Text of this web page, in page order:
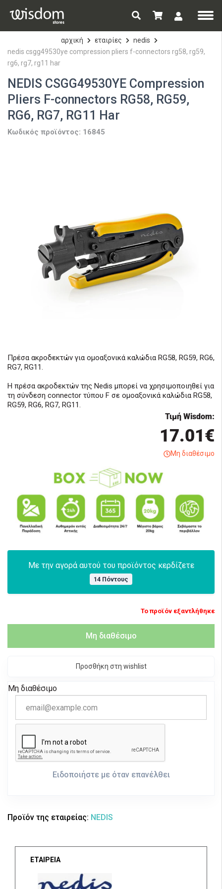
αρχική εταιρίες
nedis
nedis csgg49530ye compression pliers f-connectors rg58, rg59,
rg6, rg7, rg11 har
NEDIS CSGG49530YE Compression
Pliers F-connectors RG58, RG59,
RG6, RG7, RG11 Har
Κωδικός προϊόντος: 16845
Πρέσα ακροδεκτών για ομοαξονικά καλώδια RG58, RG59, RG6,
RG7, RG11.
Η πρέσα ακροδεκτών της Nedis μπορεί να χρησιμοποιηθεί για
τη σύνδεση connector τύπου F σε ομοαξονικά καλώδια RG58,
RG59, RG6, RG7, RG11.
Τιμή Wisdom:
17.01€
Μη διαθέσιμο
Με την αγορά αυτού του προϊόντος κερδίζετε
14 Πόντους
Το προϊόν εξαντλήθηκε
Μη διαθέσιμο
Προσθήκη στη wishlist
Μη διαθέσιμο
Ειδοποιήστε με όταν επανέλθει
Προϊόν της εταιρείας: NEDIS
ΕΤΑΙΡΕΙΑ